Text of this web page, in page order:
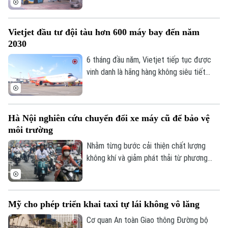
các bãi đỗ ô tô.
Vietjet đầu tư đội tàu hơn 600 máy bay đến năm
2030
6 tháng đầu năm, Vietjet tiếp tục được
vinh danh là hãng hàng không siêu tiết
việc tốt nhất châu Á. Tiền đề tăng trưởng
lực để đơn vị phấn đấu đầu tư đội tàu
hơn 600 máy bay đến năm 2030.
Hà Nội nghiên cứu chuyển đổi xe máy cũ để bảo vệ
môi trường
Nhằm từng bước cải thiện chất lượng
không khí và giảm phát thải từ phương
môi trường. Chính sách được kỳ vọng sẽ
tạo động lực để người dân đồng hành
Mỹ cho phép triển khai taxi tự lái không vô lăng
Cơ quan An toàn Giao thông Đường bộ